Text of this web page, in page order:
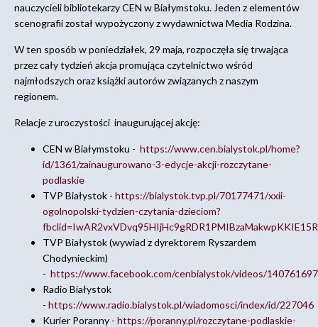
nauczycieli bibliotekarzy CEN w Białymstoku. Jeden z elementów
scenografii został wypożyczony z wydawnictwa Media Rodzina.
W ten sposób w poniedziałek, 29 maja, rozpoczęła się trwająca
przez cały tydzień akcja promująca czytelnictwo wśród
najmłodszych oraz książki autorów związanych z naszym
regionem.
Relacje z uroczystości inaugurującej akcję:
CEN w Białymstoku - https://www.cen.bialystok.pl/home?
id/1361/zainaugurowano-3-edycje-akcji-rozczytane-
podlaskie
TVP Białystok - https://bialystok.tvp.pl/70177471/xxii-
ogolnopolski-tydzien-czytania-dzieciom?
TVP Białystok (wywiad z dyrektorem Ryszardem
Chodynieckim)
- https://www.facebook.com/cenbialystok/videos/
Radio Białystok
- https://www.radio.bialystok.pl/wiadomosci/index/id/227046
Kurier Poranny - https://poranny.pl/rozczytane-podlaskie-